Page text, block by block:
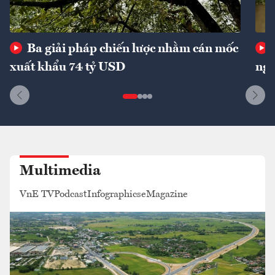
Ba giải pháp chiến lược nhằm cán mốc
xuất khẩu 74 tỷ USD
Multimedia
VnE TVPodcastInfographicseMagazine